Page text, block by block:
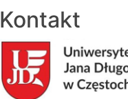
Kontakt